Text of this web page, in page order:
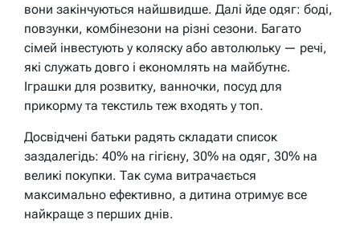
вони закінчуються найшвидше. Далі йде одяг: боді,
повзунки, комбінезони на різні сезони. Багато
сімей інвестують у коляску або автолюльку — речі,
які служать довго і економлять на майбутнє.
Іграшки для розвитку, ванночки, посуд для
прикорму та текстиль теж входять у топ.
Досвідчені батьки радять складати список
заздалегідь: 40% на гігієну, 30% на одяг, 30% на
великі покупки. Так сума витрачається
максимально ефективно, а дитина отримує все
найкраще з перших днів.